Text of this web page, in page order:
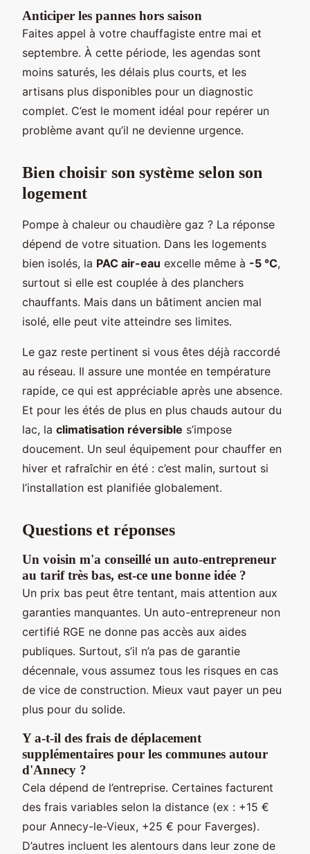
Anticiper les pannes hors saison
Faites appel à votre chauffagiste entre mai et
septembre. À cette période, les agendas sont
moins saturés, les délais plus courts, et les
artisans plus disponibles pour un diagnostic
complet. C’est le moment idéal pour repérer un
problème avant qu’il ne devienne urgence.
Bien choisir son système selon son
logement
Pompe à chaleur ou chaudière gaz ? La réponse
dépend de votre situation. Dans les logements
bien isolés, la PAC air-eau excelle même à -5 °C,
surtout si elle est couplée à des planchers
chauffants. Mais dans un bâtiment ancien mal
isolé, elle peut vite atteindre ses limites.
Le gaz reste pertinent si vous êtes déjà raccordé
au réseau. Il assure une montée en température
rapide, ce qui est appréciable après une absence.
Et pour les étés de plus en plus chauds autour du
lac, la climatisation réversible s’impose
doucement. Un seul équipement pour chauffer en
hiver et rafraîchir en été : c’est malin, surtout si
l’installation est planifiée globalement.
Questions et réponses
Un voisin m'a conseillé un auto-entrepreneur
au tarif très bas, est-ce une bonne idée ?
Un prix bas peut être tentant, mais attention aux
garanties manquantes. Un auto-entrepreneur non
certifié RGE ne donne pas accès aux aides
publiques. Surtout, s’il n’a pas de garantie
décennale, vous assumez tous les risques en cas
de vice de construction. Mieux vaut payer un peu
plus pour du solide.
Y a-t-il des frais de déplacement
supplémentaires pour les communes autour
d'Annecy ?
Cela dépend de l’entreprise. Certaines facturent
des frais variables selon la distance (ex : +15 €
pour Annecy-le-Vieux, +25 € pour Faverges).
D’autres incluent les alentours dans leur zone de